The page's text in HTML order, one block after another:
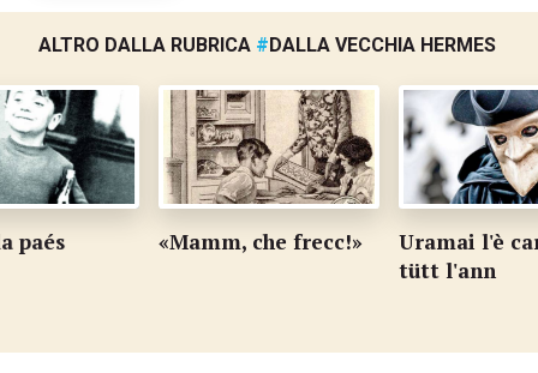
ALTRO DALLA RUBRICA #DALLA VECCHIA HERMES
paés «Mamm, che frecc!»
Uramai l'è
tütt l'ann